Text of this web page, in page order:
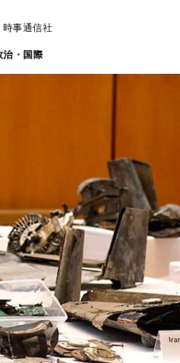
事通信社
治・国際